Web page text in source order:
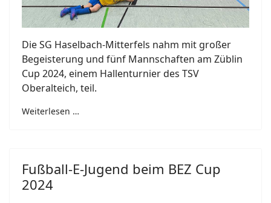
Die SG Haselbach-Mitterfels nahm mit großer
Begeisterung und fünf Mannschaften am Züblin
Cup 2024, einem Hallenturnier des TSV
Oberalteich, teil.
Weiterlesen …
Fußball-E-Jugend beim BEZ Cup
2024